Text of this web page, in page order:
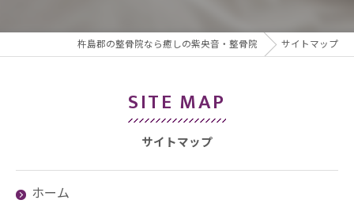
杵島郡の整骨院なら癒しの紫央音・整骨院 サイトマップ
サイトマップ
SITE MAP
ホーム